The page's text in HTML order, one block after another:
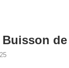
Buisson